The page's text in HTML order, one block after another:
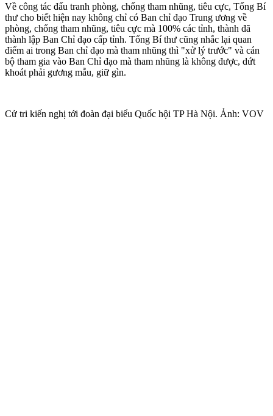
Về công tác đấu tranh phòng, chống tham nhũng, tiêu cực, Tổng Bí
thư cho biết hiện nay không chỉ có Ban chỉ đạo Trung ương về
phòng, chống tham nhũng, tiêu cực mà 100% các tỉnh, thành đã
thành lập Ban Chỉ đạo cấp tỉnh. Tổng Bí thư cũng nhắc lại quan
điểm ai trong Ban chỉ đạo mà tham nhũng thì "xử lý trước" và cán
bộ tham gia vào Ban Chỉ đạo mà tham nhũng là không được, dứt
khoát phải gương mẫu, giữ gìn.
Cử tri kiến nghị tới đoàn đại biểu Quốc hội TP Hà Nội. Ảnh: VOV